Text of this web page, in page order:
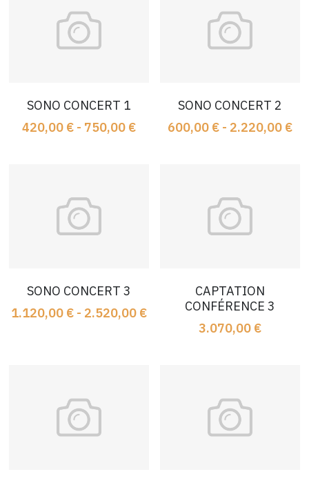
SONO CONCERT 1
420,00 € - 750,00 €
SONO CONCERT 2
600,00 € - 2.220,00 €
SONO CONCERT 3
1.120,00 € - 2.520,00 €
CAPTATION
CONFÉRENCE 3
3.070,00 €